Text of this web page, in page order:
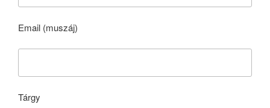
Email (muszáj)
Tárgy